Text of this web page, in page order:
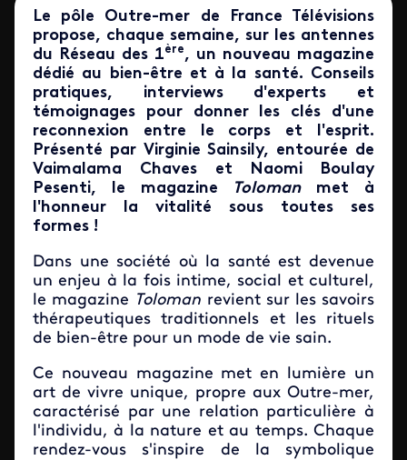
Le pôle Outre-mer de France Télévisions
propose, chaque semaine, sur les antennes
du Réseau des 1ère, un nouveau magazine
dédié au bien-être et à la santé. Conseils
pratiques, interviews d'experts et
témoignages pour donner les clés d'une
reconnexion entre le corps et l'esprit.
Présenté par Virginie Sainsily, entourée de
Vaimalama
Chaves et
Naomi Boulay
Pesenti, le magazine
Tolomanmet à
l'honneur la vitalité sous toutes ses
formes !
Dans une société où la santé est devenue
un enjeu à la fois intime, social et culturel,
le magazine Toloman revient sur les savoirs
thérapeutiques traditionnels et les rituels
de bien-être pour un mode de vie sain.
Ce nouveau magazine met en lumière un
art de vivre unique, propre aux Outre-mer,
caractérisé par une relation particulière à
l'individu, à la nature et au temps. Chaque
rendez-vous s'inspire de la symbolique